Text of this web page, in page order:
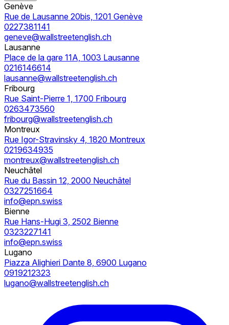
Genève
Rue de Lausanne 20bis, 1201 Genève
0227381141
geneve@wallstreetenglish.ch
Lausanne
Place de la gare 11A, 1003 Lausanne
0216146614
lausanne@wallstreetenglish.ch
Fribourg
Rue Saint-Pierre 1, 1700 Fribourg
0263473560
fribourg@wallstreetenglish.ch
Montreux
Rue Igor-Stravinsky 4, 1820 Montreux
0219634935
montreux@wallstreetenglish.ch
Neuchâtel
Rue du Bassin 12, 2000 Neuchâtel
0327251664
info@epn.swiss
Bienne
Rue Hans-Hugi 3, 2502 Bienne
0323227141
info@epn.swiss
Lugano
Piazza Alighieri Dante 8, 6900 Lugano
0919212323
lugano@wallstreetenglish.ch